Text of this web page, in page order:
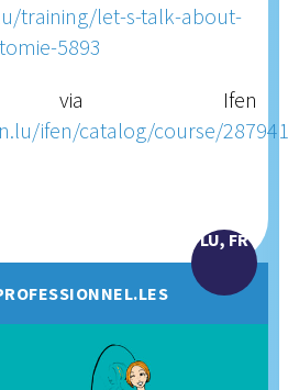
training/let-s-talk-about-
5893
via Ifen
ifen/catalog/course/
LU, FR